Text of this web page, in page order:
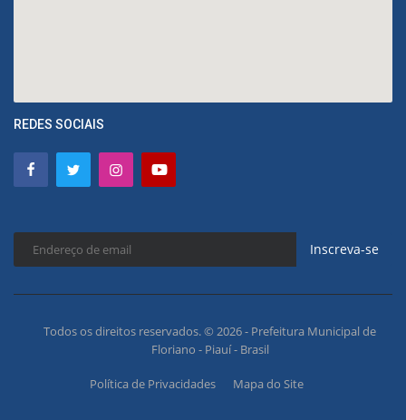
REDES SOCIAIS
Inscreva-se
Todos os direitos reservados. © 2026 - Prefeitura Municipal de
Floriano - Piauí - Brasil
Política de Privacidades Mapa do Site